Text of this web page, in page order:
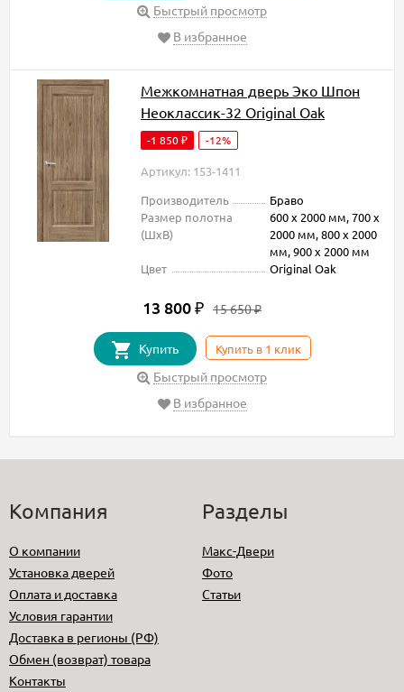
Быстрый просмотр
В избранное
Межкомнатная дверь Эко Шпон
Неоклассик-32 Original Oak
-1 850 ₽ -12%
Артикул: 153-1411
Производитель
Браво
Размер полотна
(ШxВ)
600 х 2000 мм, 700 х
2000 мм, 800 х 2000
мм, 900 х 2000 мм
Цвет
Original Oak
13 800 ₽ 15 650₽
Купить Купить в 1 клик
Быстрый просмотр
В избранное
Компания
О компании
Установка дверей
Оплата и доставка
Условия гарантии
Доставка в регионы (РФ)
Обмен (возврат) товара
Контакты
Разделы
Макс-Двери
Фото
Статьи